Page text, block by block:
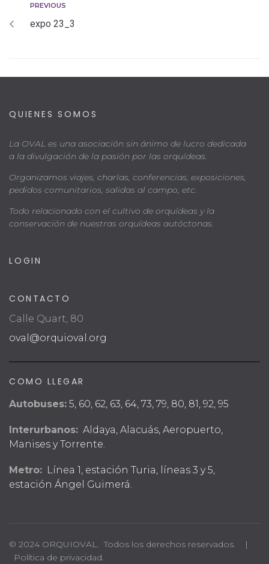
PREVIOUS
expo 23_3
QUIENES SOMOS
La OVAL es una asociación sin ánimo de lucro dedicada
a la divulgación de la pasión por las orquídeas.
Organizamos viajes, charlas, conferencias, exposiciones,
pedidos comunitarios, salidas al campo, etc.
Todo relacionado con el cultivo de orquídeas y la
conservación de nuestras orquídeas autóctonas.
LOGIN
CONTACTO
Calle Quart, 80
oval@orquioval.org
COMO LLEGAR
Autobuses: 5, 60, 62, 63, 64, 73, 79, 80, 81, 92, 95
Interurbanos: Aldaya, Alacuás, Aeropuerto,
Manises y Torrente.
Metro: Línea 1, estación Turia, líneas 3 y 5,
estación Ángel Guimerá.
© 2024 ORQUIOVAL. Todos los derechos reservados. |
Política de privacidad.